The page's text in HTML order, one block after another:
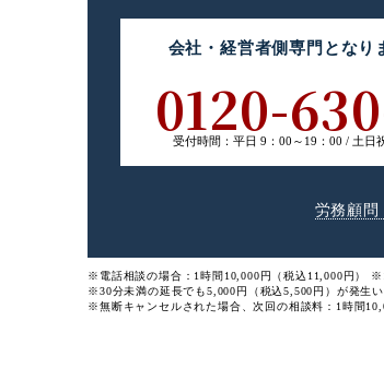
会社・経営者側専門 となり
0120-
受付時間：平日 9：00～19：00 / 土日
労務顧問
※電話相談の場合：1時間10,000円（税込11,000円）
※30分未満の延長でも5,000円（税込5,500円）が発生い
※無断キャンセルされた場合、次回の相談料：1時間